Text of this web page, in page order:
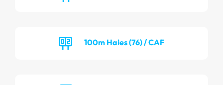
100m Haies (76) / CAF